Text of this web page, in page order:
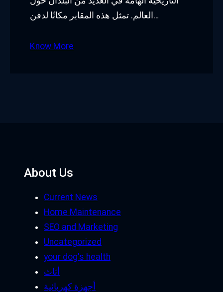
العالم. تمثل هذه المقابر مكانًا لدفن…
Know More
About Us
Current News
Home Maintenance
SEO and Marketing
Uncategorized
your dog's health
أثاث
أجهزة كهربائية